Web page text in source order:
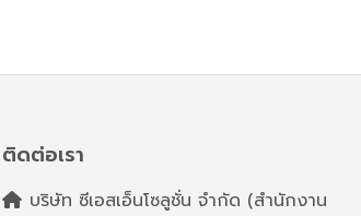
ติดต่อเรา
บริษัท ซีเอสเอ็นโซลูชั่น จำกัด (สำนักงาน